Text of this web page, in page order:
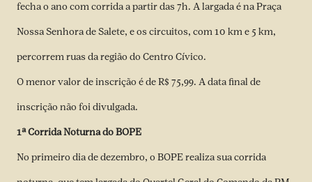
fecha o ano com corrida a partir das 7h. A largada é na Praça
Nossa Senhora de Salete, e os circuitos, com 10 km e 5 km,
percorrem ruas da região do Centro Cívico.
O menor valor de inscrição é de R$ 75,99. A data final de
inscrição não foi divulgada.
1ª Corrida Noturna do BOPE
No primeiro dia de dezembro, o BOPE realiza sua corrida